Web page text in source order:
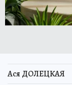
Ася ДОЛЕЦКАЯ